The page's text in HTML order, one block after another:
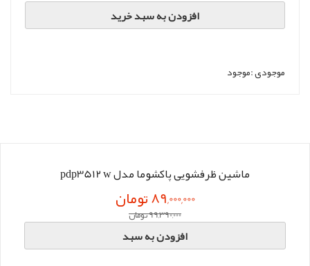
افزودن به سبد خرید
موجودی :موجود
ماشین ظرفشویی پاکشوما مدل pdp3512 w
89,000,000 تومان
99,390,000 تومان
افزودن به سبد